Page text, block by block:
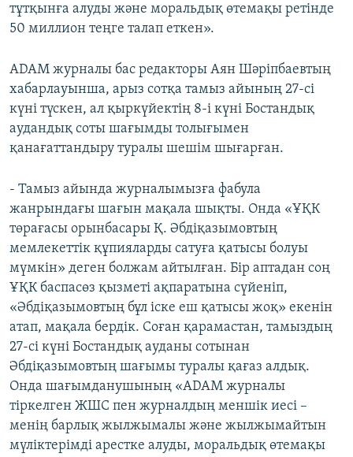
тұтқынға алуды және моральдық өтемақы ретінде
50 миллион теңге талап еткен».
ADAM журналы бас редакторы Аян Шәріпбаевтың
хабарлауынша, арыз сотқа тамыз айының 27-сі
күні түскен, ал қыркүйектің 8-і күні Бостандық
аудандық соты шағымды толығымен
қанағаттандыру туралы шешім шығарған.
- Тамыз айында журналымызға фабула
жанрындағы шағын мақала шықты. Онда «ҰҚК
төрағасы орынбасары Қ. Әбдіқазымовтың
мемлекеттік құпияларды сатуға қатысы болуы
мүмкін» деген болжам айтылған. Бір аптадан соң
ҰҚК баспасөз қызметі ақпаратына сүйеніп,
«Әбдіқазымовтың бұл іске еш қатысы жоқ» екенін
атап, мақала бердік. Соған қарамастан, тамыздың
27-сі күні Бостандық ауданы сотынан
Әбдіқазымовтың шағымы туралы қағаз алдық.
Онда шағымданушының «ADAM журналы
тіркелген ЖШС пен журналдың меншік иесі –
менің барлық жылжымалы және жылжымайтын
мүліктерімді арестке алуды, моральдық өтемақы